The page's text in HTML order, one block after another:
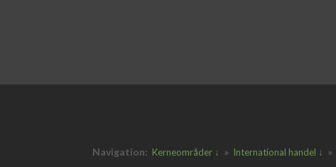
Navigation: Kerneområder ↓ » International handel ↓ »